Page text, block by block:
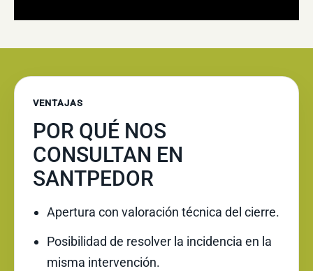
VENTAJAS
POR QUÉ NOS
CONSULTAN EN
SANTPEDOR
Apertura con valoración técnica del cierre.
Posibilidad de resolver la incidencia en la
misma intervención.